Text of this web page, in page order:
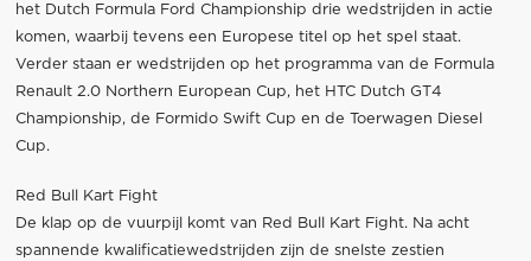
het Dutch Formula Ford Championship drie wedstrijden in actie
komen, waarbij tevens een Europese titel op het spel staat.
Verder staan er wedstrijden op het programma van de Formula
Renault 2.0 Northern European Cup, het HTC Dutch GT4
Championship, de Formido Swift Cup en de Toerwagen Diesel
Cup.
Red Bull Kart Fight
De klap op de vuurpijl komt van Red Bull Kart Fight. Na acht
spannende kwalificatiewedstrijden zijn de snelste zestien